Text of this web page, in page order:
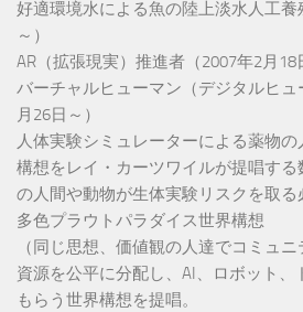
好適環境水による魚の陸上淡水人工養
～）
AR（拡張現実）推進者（2007年2月18
バーチャルヒューマン（デジタルヒ
月26日～）
人体実験シミュレーターによる薬物の
構想をレイ・カーツワイルが提唱す
の人間や動物が生体実験リスクを取る
多色プラウトパラダイス世界構想
（同じ思想、価値観の人達でコミュニ
資源を公平に分配し、AI、ロボット、
もらう世界構想を提唱。